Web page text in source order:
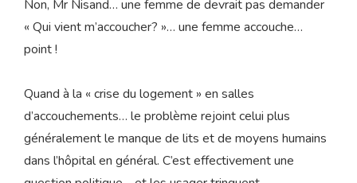
Non, Mr Nisand… une femme de devrait pas demander
« Qui vient m’accoucher? »… une femme accouche…
point !
Quand à la « crise du logement » en salles
d’accouchements… le problème rejoint celui plus
généralement le manque de lits et de moyens humains
dans l’hôpital en général. C’est effectivement une